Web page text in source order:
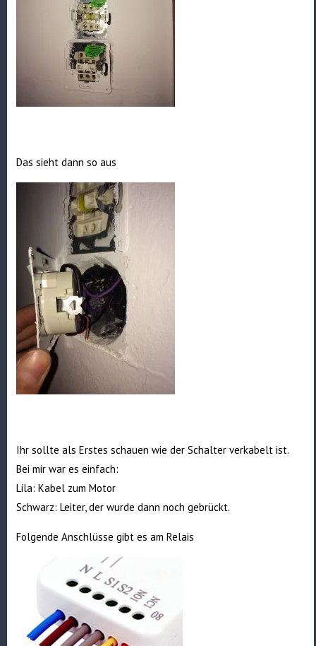
Das sieht dann so aus
Ihr sollte als Erstes schauen wie der Schalter verkabelt ist.
Bei mir war es einfach:
Lila: Kabel zum Motor
Schwarz: Leiter, der wurde dann noch gebrückt.
Folgende Anschlüsse gibt es am Relais